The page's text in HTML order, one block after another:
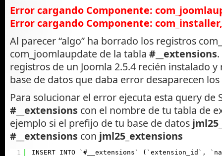
Error cargando Componente:
Error cargando Componente:
Al parecer “algo” ha borrado los registros
com_joomlaupdate de la tabla #__extensions
registros de un Joomla 2.5.4 recién instalado
base de datos que daba error desaparecen
Para solucionar el error ejecuta esta query de
#__extensions con el nombre de tu tabla de
ejemplo si el prefijo de tu base de datos jml25_
#__extensions con jml25_extensions
1
INSERT INTO `#__extensions`